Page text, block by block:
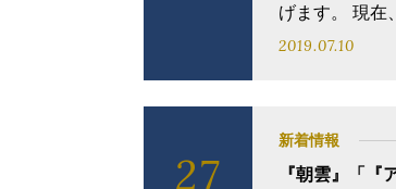
げます。 現在
2019.07.10
27
新着情報
『朝雲』「『